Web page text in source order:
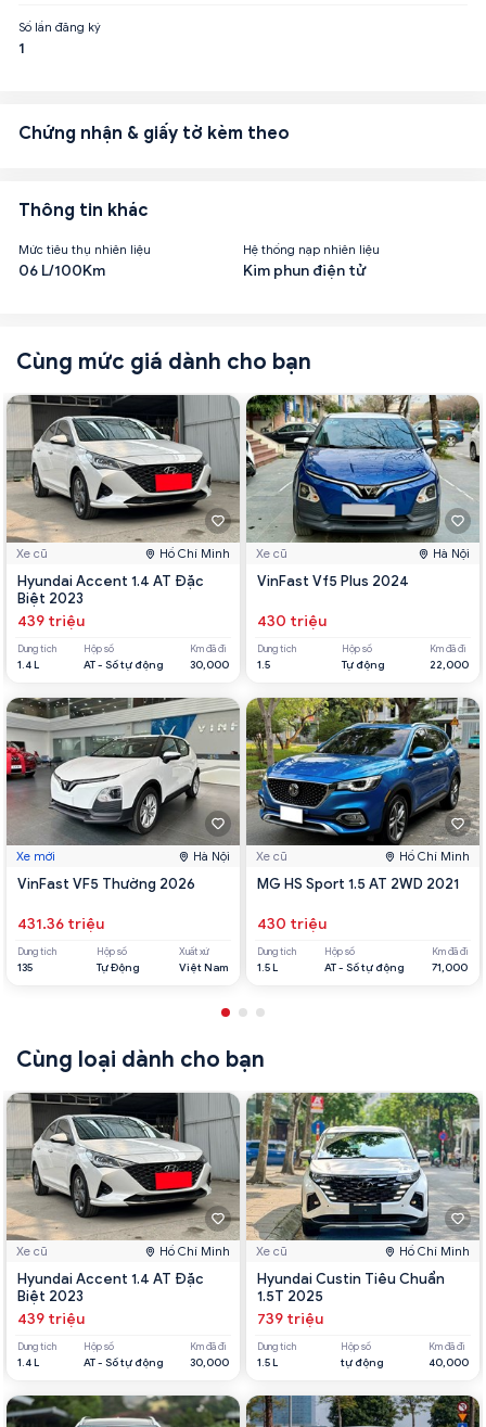
Số lần đăng ký
1
Chứng nhận & giấy tờ kèm theo
Thông tin khác
Mức tiêu thụ nhiên liệu
06 L/100Km
Hệ thống nạp nhiên liệu
Kim phun điện tử
Cùng mức giá dành cho bạn
Xe cũ Hồ Chí Minh
Hyundai Accent 1.4 AT Đặc
Biệt 2023
439 triệu
Dung tích
1.4 L
Hộp số
AT - Số tự động
Km đã đi
30,000
Xe mới Hà Nội
VinFast VF5 Thường 2026
431.36 triệu
Dung tích
135
Hộp số
Tự Động
Xuất xứ
Việt Nam
Xe cũ Hà Nội
VinFast Vf5 Plus 2024
430 triệu
Dung tích
1.5
Hộp số
Tự động
Km đã đi
22,000
Xe cũ Hồ Chí Minh
MG HS Sport 1.5 AT 2WD 2021
430 triệu
Dung tích
1.5 L
Hộp số
AT - Số tự động
Km đã đi
71,000
Cùng loại dành cho bạn
Xe cũ Hồ Chí Minh
Hyundai Accent 1.4 AT Đặc
Biệt 2023
439 triệu
Dung tích
1.4 L
Hộp số
AT - Số tự động
Km đã đi
30,000
Xe cũ Hồ Chí Minh
Hyundai Custin Tiêu Chuẩn
1.5T 2025
739 triệu
Dung tích
1.5 L
Hộp số
tự động
Km đã đi
40,000